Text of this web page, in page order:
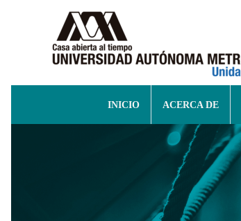
INICIO ACERCA DE